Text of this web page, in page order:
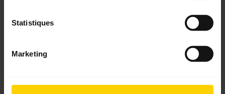
Statistiques
Marketing